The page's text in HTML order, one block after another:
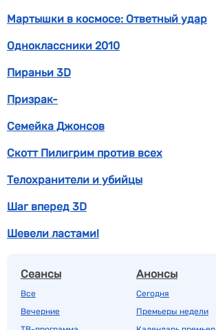
Мартышки в космосе: Ответный удар
Одноклассники 2010
Пираньи 3D
Призрак-
Семейка Джонсов
Скотт Пилигрим против всех
Телохранители и убийцы
Шаг вперед 3D
Шевели ластами!
Сеансы
Все
Вечерние
Анонсы
Сегодня
Премьеры недели